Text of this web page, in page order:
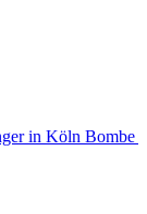
Rhein! Hier kommt